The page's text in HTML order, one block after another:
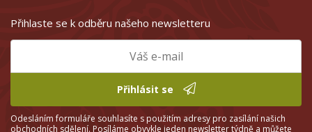
Přihlaste se k odběru našeho newsletteru
Přihlásit se
Odesláním formuláře souhlasíte s použitím adresy pro zasílání našich
obchodních sdělení. Posíláme obvykle jeden newsletter týdně a můžete